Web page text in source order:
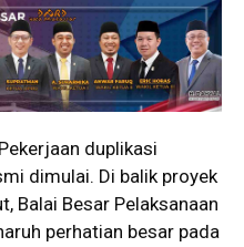
duplikasi
dimulai. Di balik proyek
Balai Besar Pelaksanaan
perhatian besar pada